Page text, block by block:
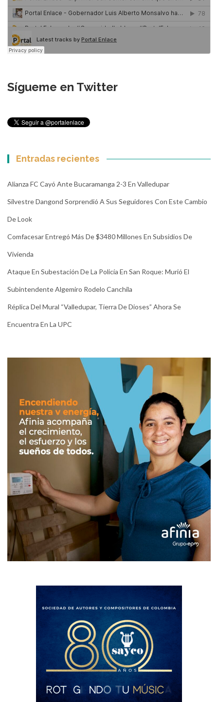
Sígueme en Twitter
Entradas recientes
Alianza FC Cayó Ante Bucaramanga 2-3 En Valledupar
Silvestre Dangond Sorprendió A Sus Seguidores Con Este Cambio
De Look
Comfacesar Entregó Más De $3480 Millones En Subsidios De
Vivienda
Ataque En Subestación De La Policía En San Roque: Murió El
Subintendente Algemiro Rodelo Canchila
Réplica Del Mural “Valledupar, Tierra De Dioses” Ahora Se
Encuentra En La UPC